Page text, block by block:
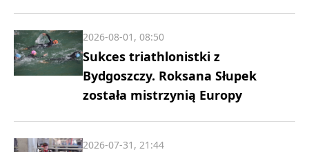
Sukces triathlonistki z
Bydgoszczy. Roksana Słupek
została mistrzynią Europy
2026-08-01, 08:50
2026-07-31, 21:44